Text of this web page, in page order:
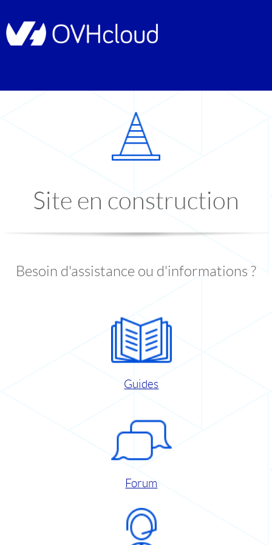
Site en construction
Besoin d'assistance ou d'informations ?
Guides
Forum